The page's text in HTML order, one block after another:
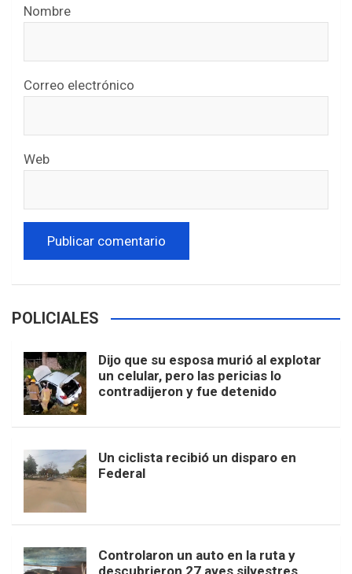
Nombre
Correo electrónico
Web
POLICIALES
Dijo que su esposa murió al explotar
un celular, pero las pericias lo
contradijeron y fue detenido
Un ciclista recibió un disparo en
Federal
Controlaron un auto en la ruta y